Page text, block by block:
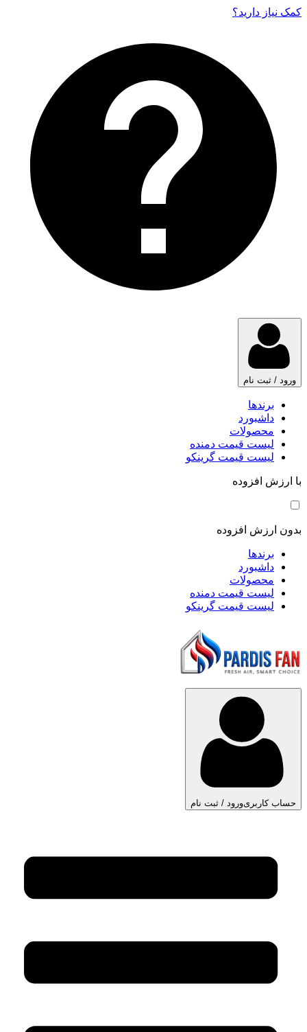
کمک نیاز دارید‌؟
ورود / ثبت نام
برندها
داشبورد
محصولات
لیست قیمت دمنده
لیست قیمت گرینکو
با ارزش افزوده
بدون ارزش افزوده
برندها
داشبورد
محصولات
لیست قیمت دمنده
لیست قیمت گرینکو
حساب کاربریورود / ثبت نام